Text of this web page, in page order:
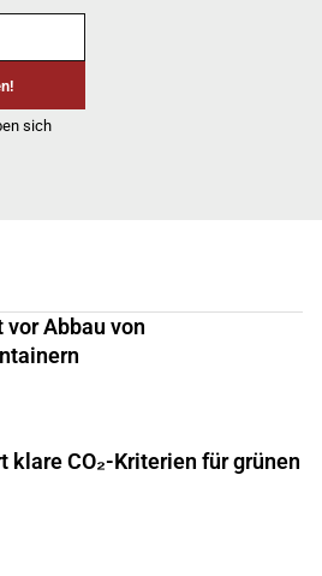
sich
vor Abbau von
klare CO₂-Kriterien für grünen